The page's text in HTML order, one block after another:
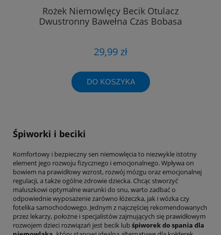
Rożek Niemowlęcy Becik Otulacz
Dwustronny Bawełna Czas Bobasa
29,99 zł
DO KOSZYKA
Śpiworki i beciki
Komfortowy i bezpieczny sen niemowlęcia to niezwykle istotny
element jego rozwoju fizycznego i emocjonalnego. Wpływa on
bowiem na prawidłowy wzrost, rozwój mózgu oraz emocjonalnej
regulacji, a także ogólne zdrowie dziecka. Chcąc stworzyć
maluszkowi optymalne warunki do snu, warto zadbać o
odpowiednie wyposażenie zarówno łóżeczka, jak i wózka czy
fotelika samochodowego. Jednym z najczęściej rekomendowanych
przez lekarzy, położne i specjalistów zajmujących się prawidłowym
rozwojem dzieci rozwiązań jest becik lubśpiworek do spania dla